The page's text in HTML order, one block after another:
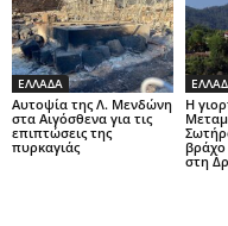
ΕΛΛΑΔΑ
Αυτοψία της Λ. Μενδώνη
στα Αιγόσθενα για τις
επιπτώσεις της
πυρκαγιάς
Η
βράχο
στη